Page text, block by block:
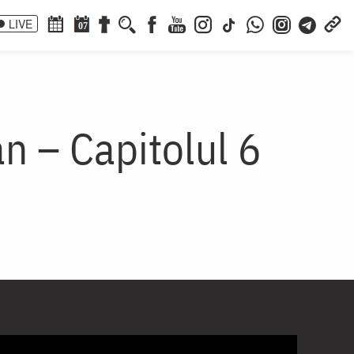
LIVE 07
– Capitolul 6